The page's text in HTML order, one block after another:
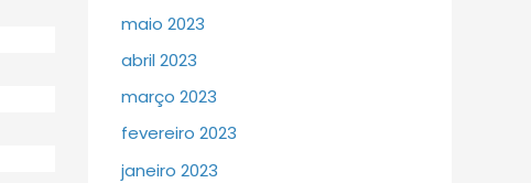
maio 2023
abril 2023
março 2023
fevereiro 2023
janeiro 2023